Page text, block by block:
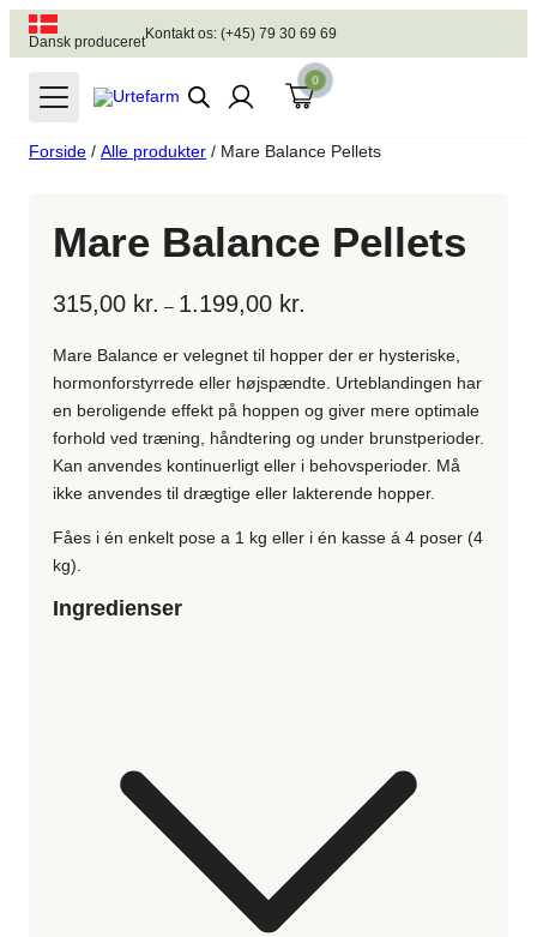
Dansk produceretKontakt os: (+45) 79 30 69 69
0
Forside / Alle produkter / Mare Balance Pellets
Mare Balance Pellets
315,00 kr. – 1.199,00 kr.
til
1.199,00 kr.
Mare Balance er velegnet til hopper der er hysteriske,
hormonforstyrrede eller højspændte. Urteblandingen har
en beroligende effekt på hoppen og giver mere optimale
forhold ved træning, håndtering og under brunstperioder.
Kan anvendes kontinuerligt eller i behovsperioder. Må
ikke anvendes til drægtige eller lakterende hopper.
Fåes i én enkelt pose a 1 kg eller i én kasse á 4 poser (4
kg).
Ingredienser